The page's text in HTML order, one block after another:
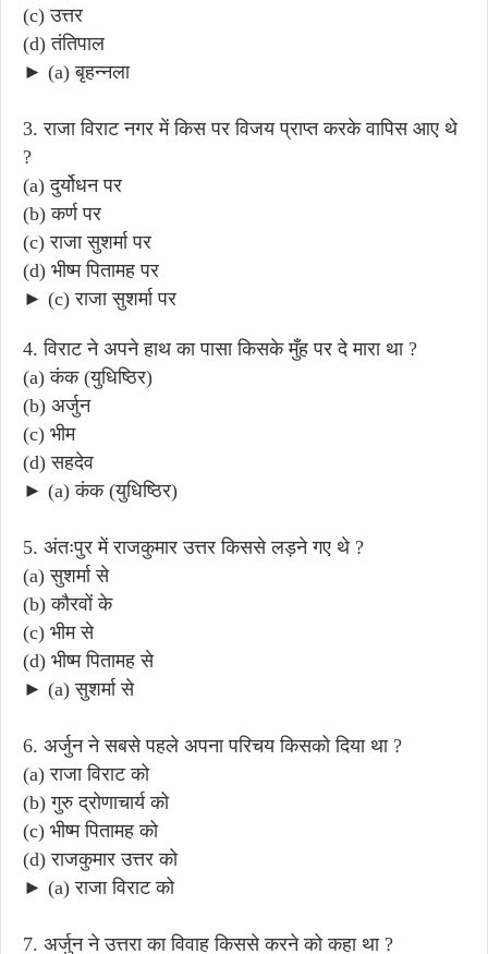
(c) उत्तर
(d) तंतिपाल
► (a) बृहन्नला
3. राजा विराट नगर में किस पर विजय प्राप्त करके वापिस आए थे
?
(a) दुर्योधन पर
(b) कर्ण पर
(c) राजा सुशर्मा पर
(d) भीष्म पितामह पर
► (c) राजा सुशर्मा पर
4. विराट ने अपने हाथ का पासा किसके मुँह पर दे मारा था ?
(a) कंक (युधिष्ठिर)
(b) अर्जुन
(c) भीम
(d) सहदेव
► (a) कंक (युधिष्ठिर)
5. अंतःपुर में राजकुमार उत्तर किससे लड़ने गए थे ?
(a) सुशर्मा से
(b) कौरवों के
(c) भीम से
(d) भीष्म पितामह से
► (a) सुशर्मा से
6. अर्जुन ने सबसे पहले अपना परिचय किसको दिया था ?
(a) राजा विराट को
(b) गुरु द्रोणाचार्य को
(c) भीष्म पितामह को
(d) राजकुमार उत्तर को
► (a) राजा विराट को
7. अर्जुन ने उत्तरा का विवाह किससे करने को कहा था ?